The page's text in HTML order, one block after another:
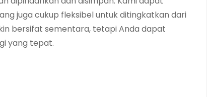
juga cukup fleksibel untuk ditingkatkan dari
bersifat sementara, tetapi Anda dapat
yang tepat.